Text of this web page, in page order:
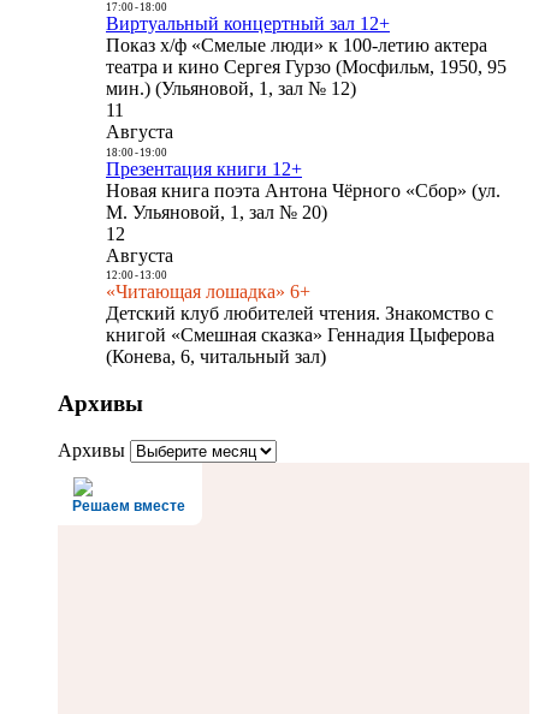
17:00- 18:00
Виртуальный концертный зал 12+
Показ х/ф «Смелые люди» к 100-летию актера
театра и кино Сергея Гурзо (Мосфильм, 1950, 95
мин.) (Ульяновой, 1, зал № 12)
11
Августа
18:00- 19:00
Презентация книги 12+
Новая книга поэта Антона Чёрного «Сбор» (ул.
М. Ульяновой, 1, зал № 20)
12
Августа
12:00- 13:00
«Читающая лошадка» 6+
Детский клуб любителей чтения. Знакомство с
книгой «Смешная сказка» Геннадия Цыферова
(Конева, 6, читальный зал)
Архивы
Архивы
Решаем вместе